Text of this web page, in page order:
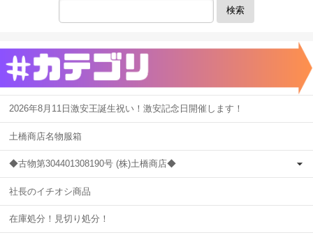
検索
2026年8月11日激安王誕生祝い！激安記念日開催します！
土橋商店名物服箱
◆古物第304401308190号 (株)土橋商店◆
社長のイチオシ商品
在庫処分！見切り処分！